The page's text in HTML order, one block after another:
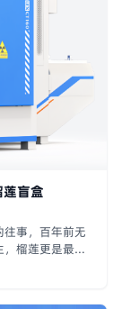
盲盒
事，百年前无
榴莲更是最抢
手敲壳听音赌